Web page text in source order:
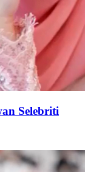
Selebriti